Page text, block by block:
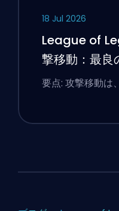
18 Jul 2026
League of
撃移動：最良
要点: 攻撃移動は